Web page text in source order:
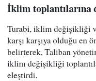
İklim toplantılarına
Turabi, iklim değişikliği
karşı karşıya olduğu en
belirterek, Taliban
iklim değişikliği
eleştirdi.